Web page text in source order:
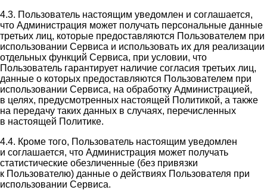
4.3. Пользователь настоящим уведомлен и соглашается,
что Администрация может получать персональные данные
третьих лиц, которые предоставляются Пользователем при
использовании Сервиса и использовать их для реализации
отдельных функций Сервиса, при условии, что
Пользователь гарантирует наличие согласия третьих лиц,
данные о которых предоставляются Пользователем при
использовании Сервиса, на обработку Администрацией,
в целях, предусмотренных настоящей Политикой, а также
на передачу таких данных в случаях, перечисленных
в настоящей Политике.
4.4. Кроме того, Пользователь настоящим уведомлен
и соглашается, что Администрация может получать
статистические обезличенные (без привязки
к Пользователю) данные о действиях Пользователя при
использовании Сервиса.